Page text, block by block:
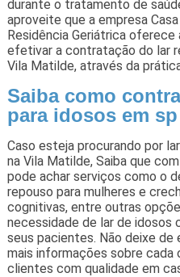
durante o tratamento de
aproveite que a empresa
Residência Geriátrica
efetivar a contratação do lar
Vila Matilde, através da
Saiba como
para idosos em
Caso esteja procurando por
na Vila Matilde, Saiba que
pode achar serviços como o
repouso para mulheres e
cognitivas, entre outras
necessidade de lar de idosos
seus pacientes. Não deixe
mais informações sobre cada
clientes com qualidade em